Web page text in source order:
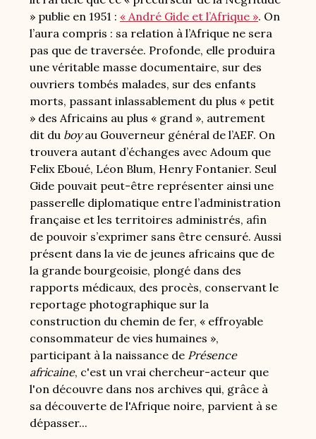
» publie en 1951 : « André Gide et l’Afrique ». On
l’aura compris : sa relation à l’Afrique ne sera
pas que de traversée. Profonde, elle produira
une véritable masse documentaire, sur des
ouvriers tombés malades, sur des enfants
morts, passant inlassablement du plus « petit
» des Africains au plus « grand », autrement
dit du boyau Gouverneur général de l’AEF. On
trouvera autant d’échanges avec Adoum que
Felix Eboué, Léon Blum, Henry Fontanier. Seul
Gide pouvait peut-être représenter ainsi une
passerelle diplomatique entre l’administration
française et les territoires administrés, afin
de pouvoir s’exprimer sans être censuré. Aussi
présent dans la vie de jeunes africains que de
la grande bourgeoisie, plongé dans des
rapports médicaux, des procès, conservant le
reportage photographique sur la
construction du chemin de fer, « effroyable
consommateur de vies humaines »,
participant à la naissance de Présence
africaine, c'est un vrai chercheur-acteur que
l'on découvre dans nos archives qui, grâce à
sa découverte de l'Afrique noire, parvient à se
dépasser...